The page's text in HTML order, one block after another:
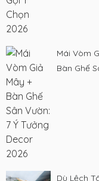
Mái Vòm
Bàn Ghế
Dù Lệch